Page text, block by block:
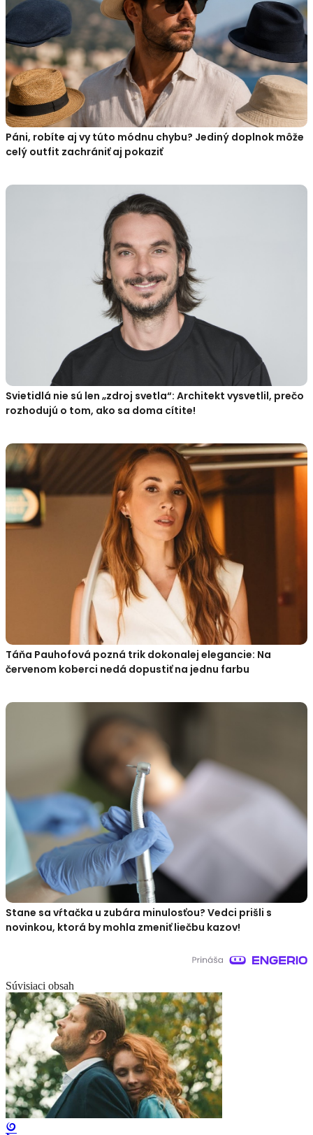
Páni, robíte aj vy túto módnu chybu? Jediný doplnok môže
celý outfit zachrániť aj pokaziť
Svietidlá nie sú len „zdroj svetla“: Architekt vysvetlil, prečo
rozhodujú o tom, ako sa doma cítite!
Táňa Pauhofová pozná trik dokonalej elegancie: Na
červenom koberci nedá dopustiť na jednu farbu
Stane sa vŕtačka u zubára minulosťou? Vedci prišli s
novinkou, ktorá by mohla zmeniť liečbu kazov!
Súvisiaci obsah